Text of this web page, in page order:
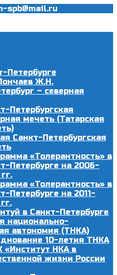
spb@mail.ru
Петербурге
Ж.Н.
– северная
Петербургская
мечеть (Татарская
Санкт-Петербургская
«Толерантность» в
Петербурге на 2006-
«Толерантность» в
Петербурге на 2011-
в Санкт-Петербурге
национально-
автономия (ТНКА)
10-летия ТНКА
«Институт НКА в
жизни России